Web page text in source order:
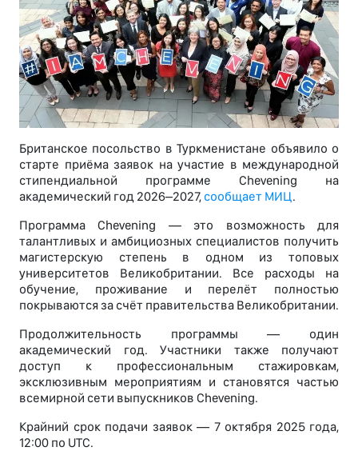
Британское посольство в Туркменистане объявило о
старте приёма заявок на участие в международной
стипендиальной программе Chevening на
академический год 2026–2027, сообщает МИЦ.
Программа Chevening — это возможность для
талантливых и амбициозных специалистов получить
магистерскую степень в одном из топовых
университетов Великобритании. Все расходы на
обучение, проживание и перелёт полностью
покрываются за счёт правительства Великобритании.
Продолжительность программы — один
академический год. Участники также получают
доступ к профессиональным стажировкам,
эксклюзивным мероприятиям и становятся частью
всемирной сети выпускников Chevening.
Крайний срок подачи заявок — 7 октября 2025 года,
12:00 по UTC.